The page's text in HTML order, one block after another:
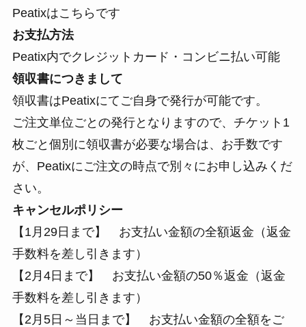
Peatixはこちらです
お支払方法
Peatix内でクレジットカード・コンビニ払い可能
領収書につきまして
領収書はPeatixにてご自身で発行が可能です。
ご注文単位ごとの発行となりますので、チケット1
枚ごと個別に領収書が必要な場合は、お手数です
が、Peatixにご注文の時点で別々にお申し込みくだ
さい。
キャンセルポリシー
【1月29日まで】 お支払い金額の全額返金（返金
手数料を差し引きます）
【2月4日まで】 お支払い金額の50％返金（返金
手数料を差し引きます）
【2月5日～当日まで】 お支払い金額の全額をご